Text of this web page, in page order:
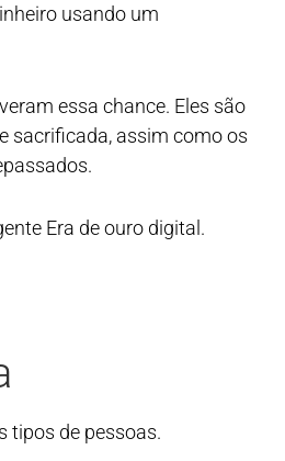
usando um
essa chance. Eles são
sacrificada, assim como os
Era de ouro digital.
tipos de pessoas.